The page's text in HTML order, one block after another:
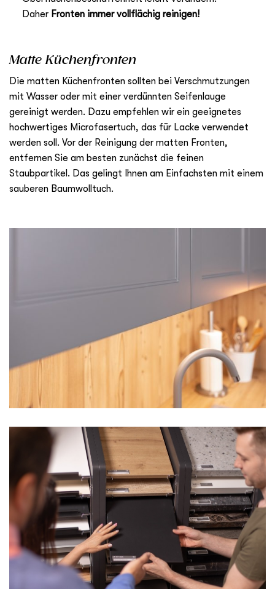
Daher Fronten immer vollflächig reinigen!
Matte Küchenfronten
Die matten Küchenfronten sollten bei Verschmutzungen
mit Wasser oder mit einer verdünnten Seifenlauge
gereinigt werden. Dazu empfehlen wir ein geeignetes
hochwertiges Microfasertuch, das für Lacke verwendet
werden soll. Vor der Reinigung der matten Fronten,
entfernen Sie am besten zunächst die feinen
Staubpartikel. Das gelingt Ihnen am Einfachsten mit einem
sauberen Baumwolltuch.